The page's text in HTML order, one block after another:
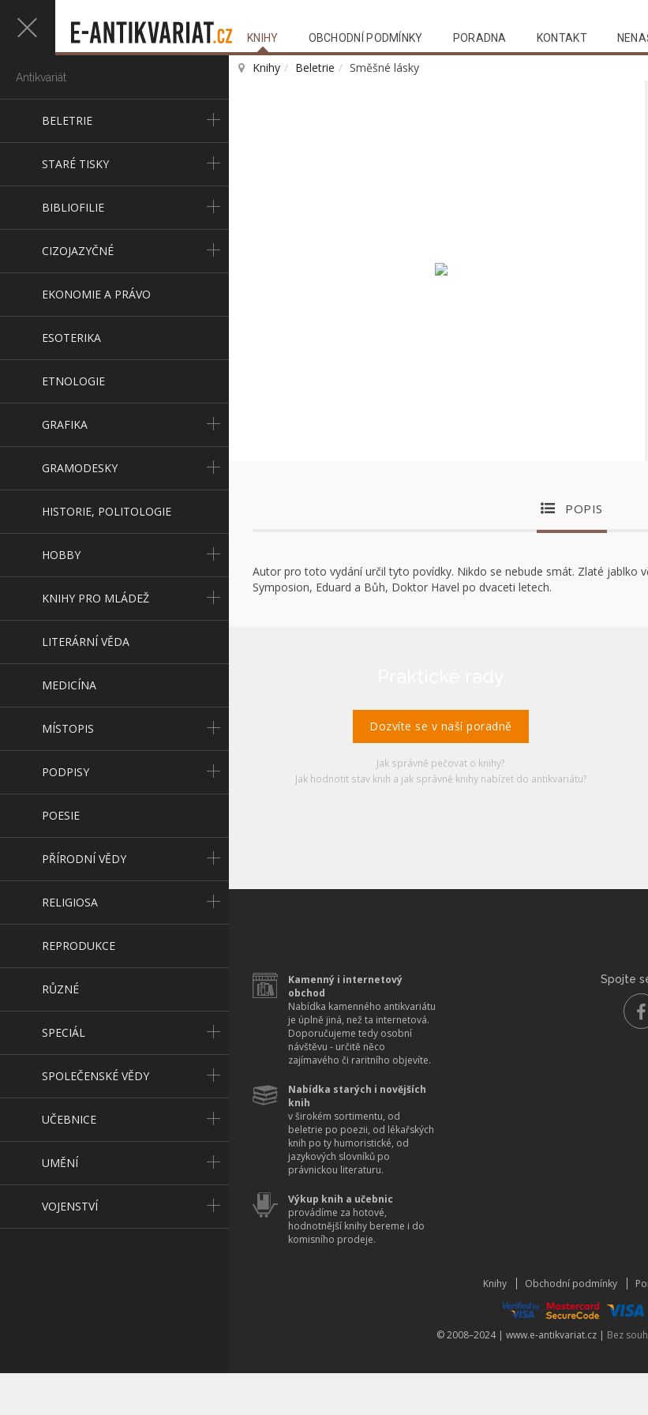
KNIHY OBCHODNÍ PODMÍNKY PORADNA KONTAKT
Antikvariát
BELETRIE
STARÉ TISKY
BIBLIOFILIE
CIZOJAZYČNÉ
EKONOMIE A PRÁVO
ESOTERIKA
ETNOLOGIE
GRAFIKA
GRAMODESKY
HISTORIE, POLITOLOGIE
HOBBY
KNIHY PRO MLÁDEŽ
LITERÁRNÍ VĚDA
MEDICÍNA
MÍSTOPIS
PODPISY
POESIE
PŘÍRODNÍ VĚDY
RELIGIOSA
REPRODUKCE
RŮZNÉ
SPECIÁL
SPOLEČENSKÉ VĚDY
UČEBNICE
UMĚNÍ
VOJENSTVÍ
Knihy Beletrie Směšné lásky
POPIS
Autor pro toto vydání určil tyto povídky. Nikdo se nebude smát. Zlaté
Symposion, Eduard a Bůh, Doktor Havel po dvaceti letech.
Dozvíte se v naší poradně
Jak správně pečovat o knihy?
Jak hodnotit stav knih a jak správně knihy nabízet do antikvariátu?
Kamenný i internetový
obchod
Nabídka kamenného antikvariátu
je úplně jiná, než ta internetová.
Doporučujeme tedy osobní
návštěvu - určitě něco
zajímavého či raritního objevíte.
Nabídka starých i novějších
knih
v širokém sortimentu, od
beletrie po poezii, od lékařských
knih po ty humoristické, od
jazykových slovníků po
právnickou literaturu.
Výkup knih a učebnic
provádíme za hotové,
hodnotnější knihy bereme i do
komisního prodeje.
Spojte
Knihy Obchodní podmínky
© 2008–2024 | www.e-antikvariat.cz | Bez